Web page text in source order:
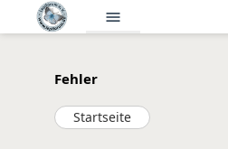
menu
Fehler
Startseite